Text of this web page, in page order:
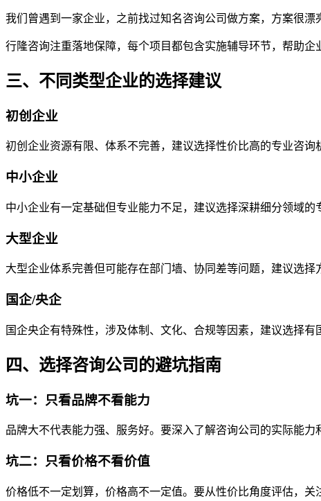
我们曾遇到一家企业，之前找过知名咨询公司做方案，方案很
行隆咨询注重落地保障，每个项目都包含实施辅导环节，帮助企
三、不同类型企业的选择建议
初创企业
初创企业资源有限、体系不完善，建议选择性价比高的专业咨
中小企业
中小企业有一定基础但专业能力不足，建议选择深耕细分领域
大型企业
大型企业体系完善但可能存在部门墙、协同差等问题，建议选
国企/央企
国企央企有特殊性，涉及体制、文化、合规等因素，建议选择
四、选择咨询公司的避坑指南
坑一：只看品牌不看能力
品牌大不代表能力强、服务好。要深入了解咨询公司的实际能力
坑二：只看价格不看价值
价格低不一定划算，价格高不一定值。要从性价比角度评估，关